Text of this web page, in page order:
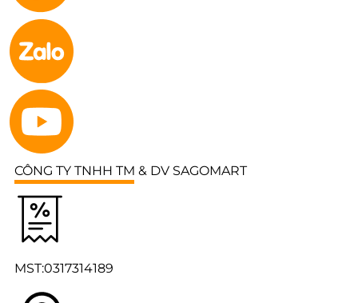
CÔNG TY TNHH TM & DV SAGOMART
MST:0317314189